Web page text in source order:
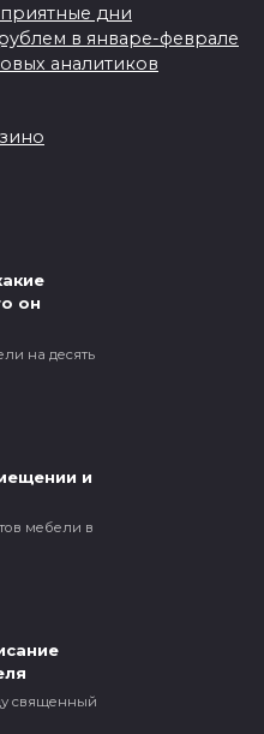
дни
в январе-феврале
аналитиков
он
на десять
и
мебели в
священный